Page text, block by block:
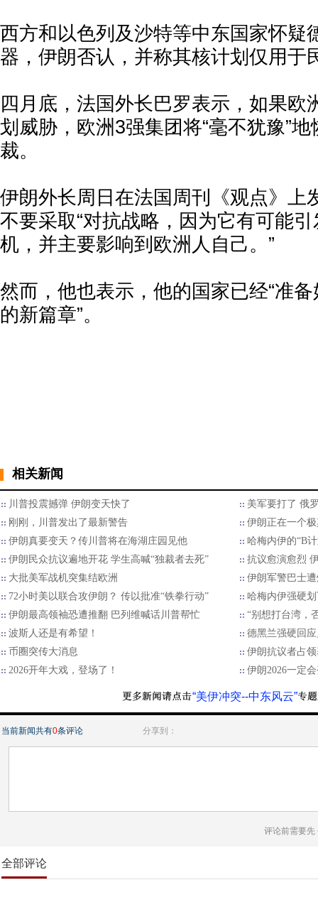
西方和以色列及沙特等中东国家怀疑
器，伊朗否认，并称其核计划仅用于
四月底，法国外长巴罗表示，如果欧
划威胁，欧洲3强集团将“毫不犹豫”
裁。
伊朗外长周日在法国周刊《观点》上
不要采取“对抗战略，因为它有可能引
机，并主要影响到欧洲人自己。”
然而，他也表示，他的国家已经“准
的新篇章”。
相关新闻
川普投震撼弹 伊朗变天快了
美军要打了 俄
刚刚，川普发出了最新警告
伊朗正在一个
伊朗真要变天？传川普将在海湖庄园见他
哈梅内伊的“B
伊朗民众抗议遍地开花 学生高喊“独裁者去死”
抗议愈演愈烈
大批美军战机突集结欧洲
伊朗军警巴士
72小时美以联合攻伊朗？ 传以批准“铁拳行动”
哈梅内伊强硬
伊朗最高领袖恐遭推翻 巴列维喊话川普帮忙
“别想打台湾，
波斯人还是有希望！
德黑兰强硬回
币圈突传大消息
伊朗抗议者占
2026开年大戏，登场了！
伊朗2026一定
“美伊冲突--中东风云”
当前新闻共有0条评论 分享到：
评论前需要先
全部评论